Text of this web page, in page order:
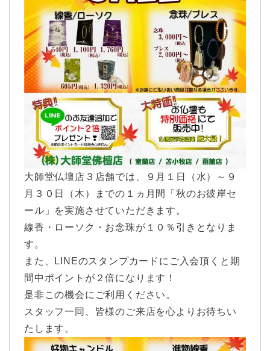
大師堂仏壇店３店舗では、９月１日（水）～９
月３０日（木）までの１ヵ月間「秋のお彼岸セ
ール」を実施させていただきます。
線香・ローソク・お念珠が１０％引きとなりま
す。
また、LINEのスタンプカードにご入会頂くと期
間中ポイントが２倍になります！
是非この機会にご利用ください。
スタッフ一同、皆様のご来店を心よりお待ちい
たします。